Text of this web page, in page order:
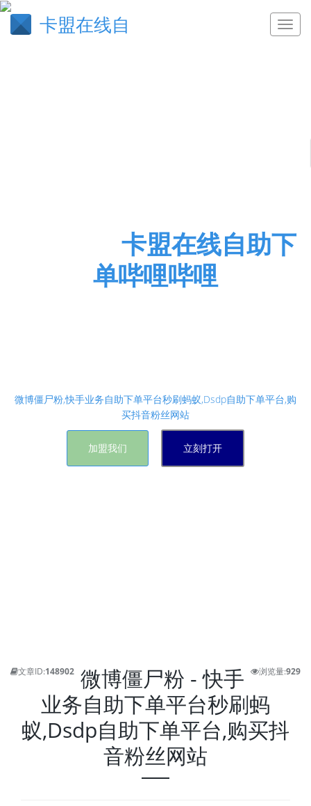
卡盟在线自
卡盟在线自助下
单哔哩哔哩
微博僵尸粉,快手业务自助下单平台秒刷蚂蚁,Dsdp自助下单平台,购
买抖音粉丝网站
加盟我们 立刻打开
文章ID:148902 浏览量:929
微博僵尸粉 - 快手
业务自助下单平台秒刷蚂
蚁,Dsdp自助下单平台,购买抖
音粉丝网站